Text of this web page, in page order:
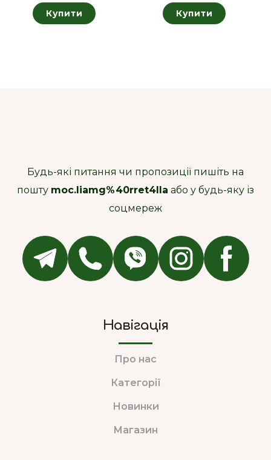
Купити Купити
Будь-які питання чи пропозиції пишіть на
пошту moc.liamg%40rret4lla або у будь-яку із
соцмереж
Навігація
Про нас
Категорії
Новинки
Магазин